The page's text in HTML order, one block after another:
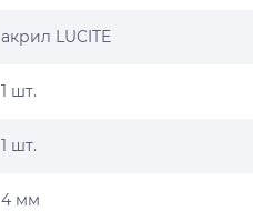
акрил LUCITE
1 шт.
1 шт.
4 мм